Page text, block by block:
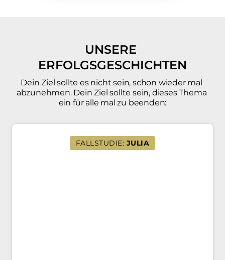
ERFOLGSGESCHICHTEN
Dein Ziel sollte es nicht sein, schon wieder mal
abzunehmen. Dein Ziel sollte sein, dieses Thema
ein für alle mal zu beenden:
FALLSTUDIE: JULIA